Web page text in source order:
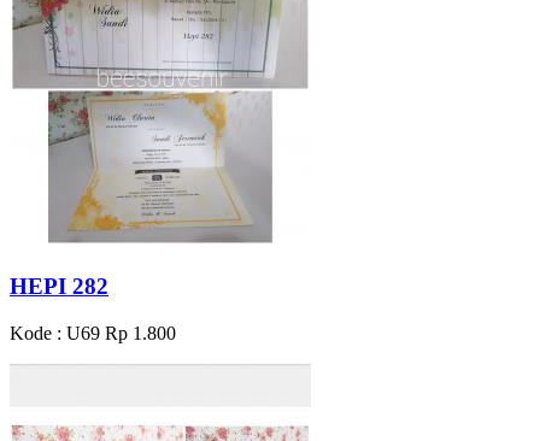
HEPI 282
Kode : U69 Rp 1.800